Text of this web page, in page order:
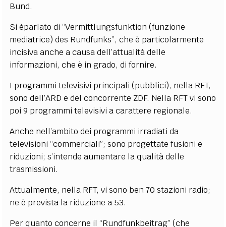
Bund.
Si èparlato di “Vermittlungsfunktion (funzione
mediatrice) des Rundfunks”, che è particolarmente
incisiva anche a causa dell’attualità delle
informazioni, che è in grado, di fornire.
I programmi televisivi principali (pubblici), nella RFT,
sono dell’ARD e del concorrente ZDF. Nella RFT vi sono
poi 9 programmi televisivi a carattere regionale.
Anche nell’ambito dei programmi irradiati da
televisioni “commerciali”; sono progettate fusioni e
riduzioni; s’intende aumentare la qualità delle
trasmissioni.
Attualmente, nella RFT, vi sono ben 70 stazioni radio;
ne è prevista la riduzione a 53.
Per quanto concerne il “Rundfunkbeitrag” (che